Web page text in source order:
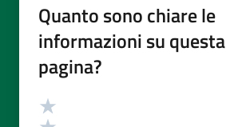
Quanto sono chiare le
informazioni su questa
pagina?
Valutazione